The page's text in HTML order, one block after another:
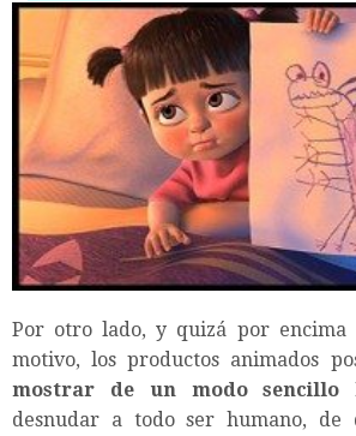
Por otro lado, y quizá por encima
motivo, los productos animados
mostrar de un modo sencillo
desnudar a todo ser humano, de